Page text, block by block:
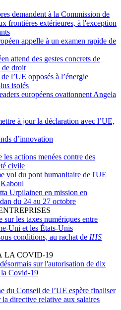
demandent à la Commission de
frontières extérieures, à l'exception
appelle à un examen rapide de
attend des gestes concrets de
de droit
l’UE opposés à l’énergie
isolés
européens ovationnent Angela
à jour la déclaration avec l’UE,
d’innovation
les actions menées contre des
civile
vol du pont humanitaire de l'UE
Urpilainen en mission en
du 24 au 27 octobre
sur les taxes numériques entre
Uni et les États-Unis
conditions, au rachat de IHS
LA COVID-19
sur l'autorisation de dix
la Covid-19
du Conseil de l’UE espère finaliser
directive relative aux salaires